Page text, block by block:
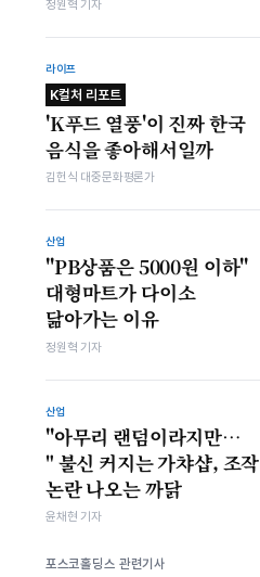
정원혁 기자
라이프
K컬처 리포트
'K푸드 열풍'이 진짜 한국
음식을 좋아해서일까
김헌식 대중문화평론가
산업
"PB상품은 5000원 이하"
대형마트가 다이소
닮아가는 이유
정원혁 기자
산업
"아무리 랜덤이라지만…
" 불신 커지는 가챠샵, 조작
논란 나오는 까닭
윤채현 기자
포스코홀딩스 관련기사